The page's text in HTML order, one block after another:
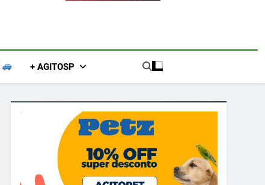
+ AGITOSP